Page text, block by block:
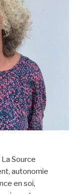
La Source
autonomie
en soi,